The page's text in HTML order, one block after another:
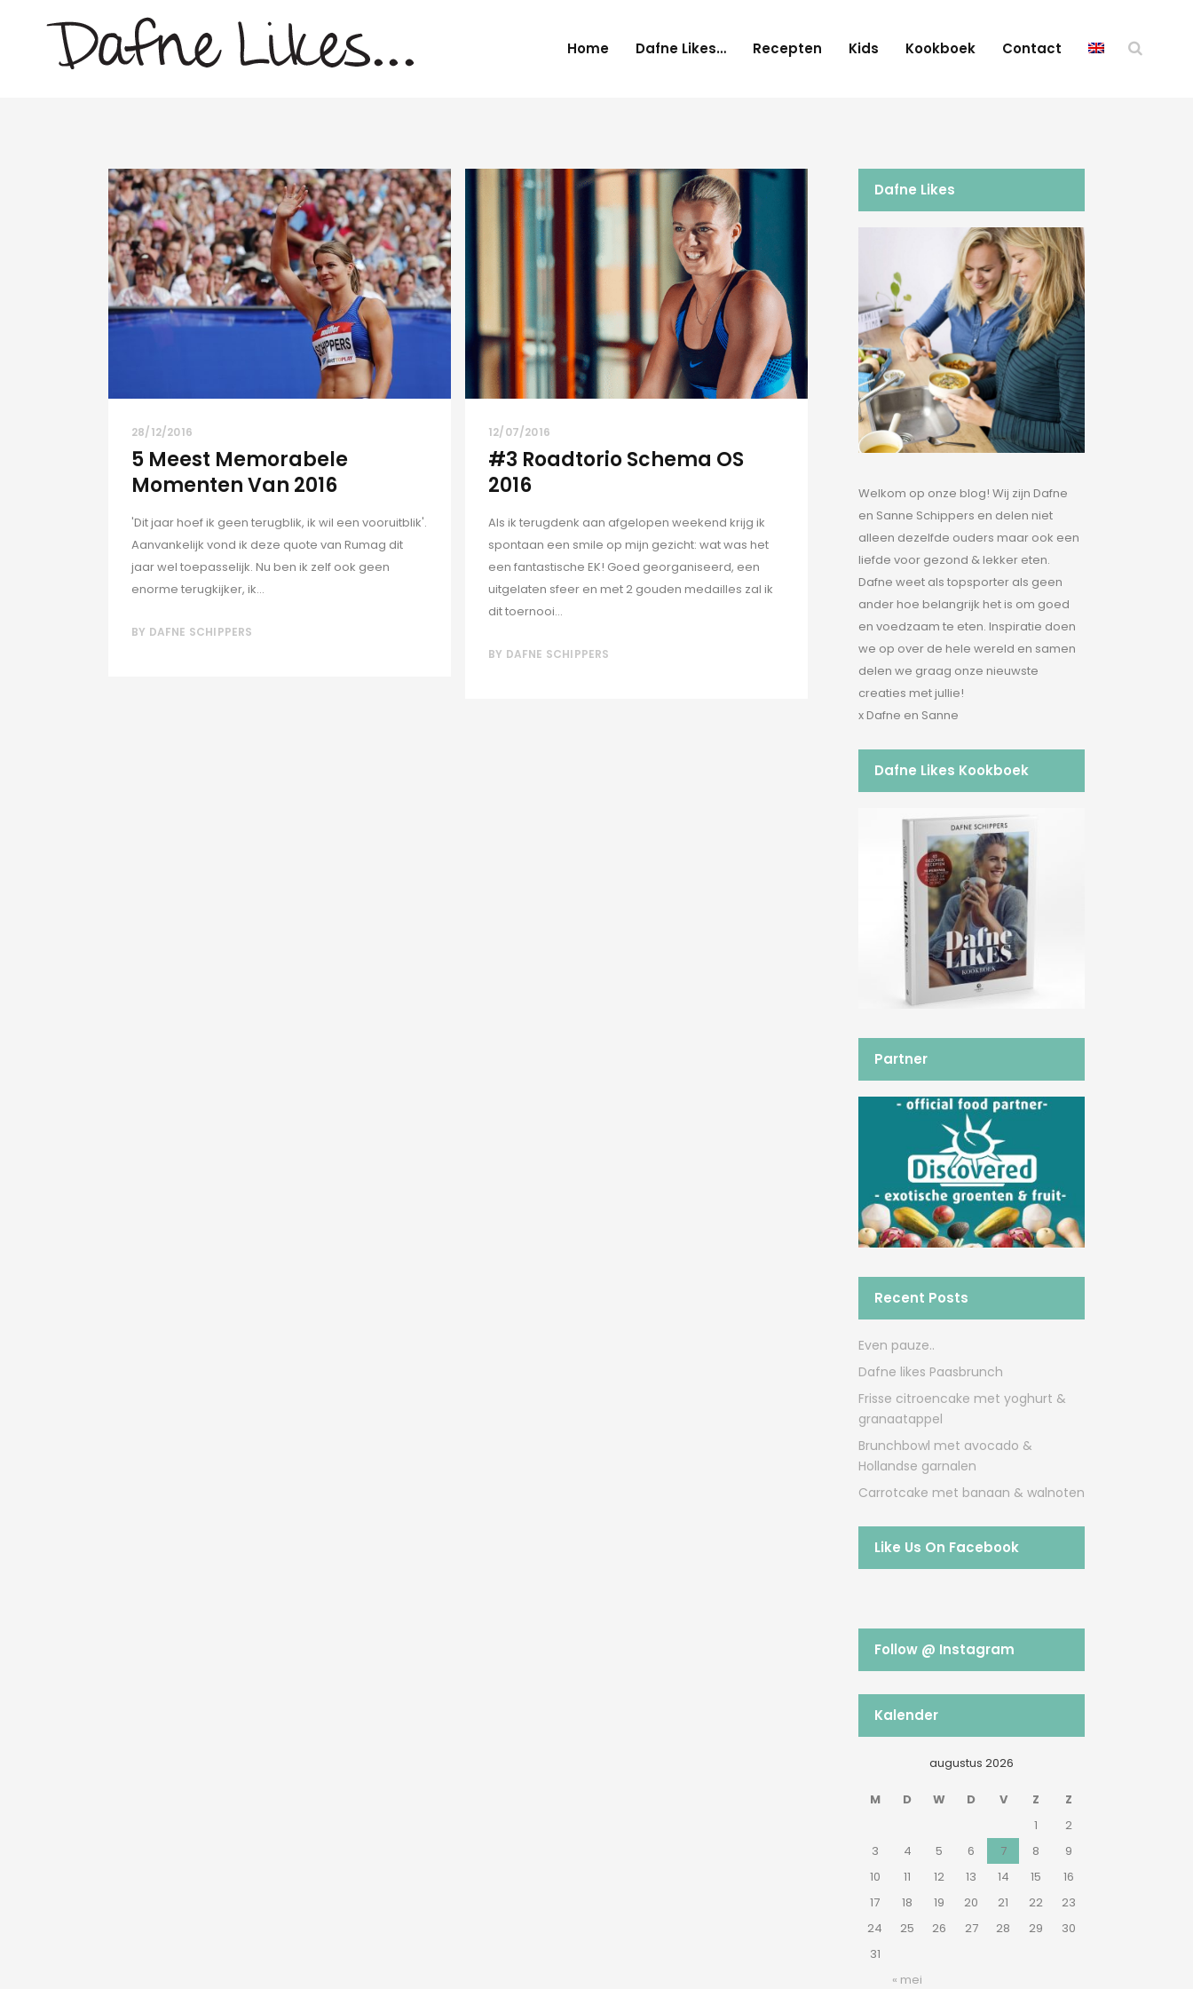
Home Dafne Likes… Recepten Kids Kookboek Contact
28/12/2016
5 Meest Memorabele
Momenten Van 2016
'Dit jaar hoef ik geen terugblik, ik wil een vooruitblik'.
Aanvankelijk vond ik deze quote van Rumag dit
jaar wel toepasselijk. Nu ben ik zelf ook geen
enorme terugkijker, ik...
BY DAFNE SCHIPPERS
12/07/2016
#3 Roadtorio Schema OS
2016
Als ik terugdenk aan afgelopen weekend krijg ik
spontaan een smile op mijn gezicht: wat was het
een fantastische EK! Goed georganiseerd, een
uitgelaten sfeer en met 2 gouden medailles zal ik
dit toernooi...
BY DAFNE SCHIPPERS
Dafne Likes
Welkom op onze blog! Wij zijn Dafne
en Sanne Schippers en delen niet
alleen dezelfde ouders maar ook een
liefde voor gezond & lekker eten.
Dafne weet als topsporter als geen
ander hoe belangrijk het is om goed
en voedzaam te eten. Inspiratie doen
we op over de hele wereld en samen
delen we graag onze nieuwste
creaties met jullie!
x Dafne en Sanne
Dafne Likes Kookboek
Partner
Recent Posts
Even pauze..
Dafne likes Paasbrunch
Frisse citroencake met yoghurt &
granaatappel
Brunchbowl met avocado &
Hollandse garnalen
Carrotcake met banaan & walnoten
Like Us On Facebook
Follow @ Instagram
Kalender
augustus 2026
M D W D V Z Z
« mei
1
2
3
4 5 6 7 8
9
10
11 12 13 14 15
16
17
18 19 20 21 22
23
24
25 26 27 28 29
30
31